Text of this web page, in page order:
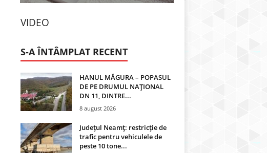
VIDEO
S-A ÎNTÂMPLAT RECENT
HANUL MĂGURA – POPASUL
DE PE DRUMUL NAȚIONAL
DN 11, DINTRE...
8 august 2026
Județul Neamț: restricție de
trafic pentru vehiculele de
peste 10 tone...